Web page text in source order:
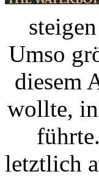
Umso
diesem
wollte,
letztlich